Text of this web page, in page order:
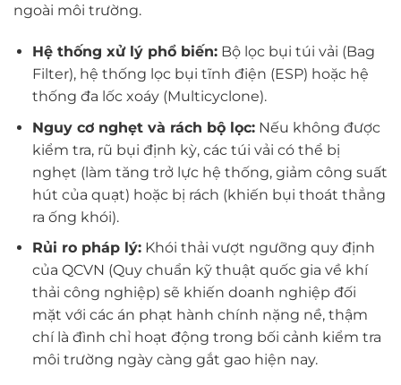
ngoài môi trường.
Hệ thống xử lý phổ biến:Bộ lọc bụi túi vải (Bag
Filter), hệ thống lọc bụi tĩnh điện (ESP) hoặc hệ
thống đa lốc xoáy (Multicyclone).
Nguy cơ nghẹt và rách bộ lọc:Nếu không được
kiểm tra, rũ bụi định kỳ, các túi vải có thể bị
nghẹt (làm tăng trở lực hệ thống, giảm công suất
hút của quạt) hoặc bị rách (khiến bụi thoát thẳng
ra ống khói).
Rủi ro pháp lý:Khói thải vượt ngưỡng quy định
của QCVN (Quy chuẩn kỹ thuật quốc gia về khí
thải công nghiệp) sẽ khiến doanh nghiệp đối
mặt với các án phạt hành chính nặng nề, thậm
chí là đình chỉ hoạt động trong bối cảnh kiểm tra
môi trường ngày càng gắt gao hiện nay.